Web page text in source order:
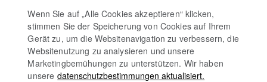
NEWSLETTER ABONNIEREN
Wenn Sie auf „Alle Cookies akzeptieren“ klicken,
stimmen Sie der Speicherung von Cookies auf Ihrem
Gerät zu, um die Websitenavigation zu verbessern, die
Websitenutzung zu analysieren und unsere
Marketingbemühungen zu unterstützen. Wir haben
unsere datenschutzbestimmungen aktualisiert.